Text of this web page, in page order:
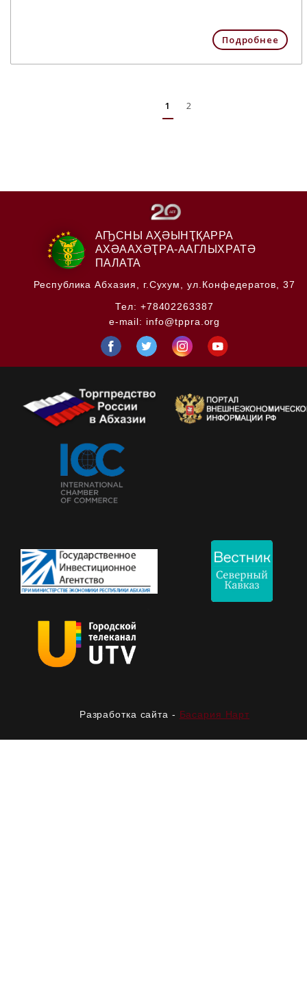
Подробнее
1 2
АҦСНЫ АҲӘЫНҬҚАРРА
АХӘААХӘҬРА-ААГЛЫХРАТӘ
ПАЛАТА
Республика Абхазия, г.Сухум, ул.Конфедератов, 37
Тел: +78402263387
e-mail: info@tppra.org
Разработка сайта - Басария Нарт